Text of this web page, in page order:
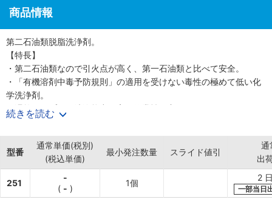
商品情報
第二石油類脱脂洗浄剤。
【特長】
・第二石油類なので引火点が高く、第一石油類と比べて安全。
・「有機溶剤中毒予防規則」の適用を受けない毒性の極めて低い化
学洗浄剤。
・遅乾タイプで、洗浄能力も高く作業性が良い。
・逆さ使用可、プラスチックノズル採用で狭い箇所の作業も楽。
（品番000255）
【用途】
・自動車・フォークリフト等、ブレーキ周りの洗浄。金属部品、金
・ギアボックス、ベアリングのグリース汚れ落とし。
続きを読む
型番
通常単価(税別)
(税込単価)
最小発注数量 スライド値引
通
出
251
-
( - )
1個
2
一部当日